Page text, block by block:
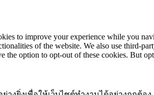
to improve your experience while you
of the website. We also use third-
the option to opt-out of these cookies. But